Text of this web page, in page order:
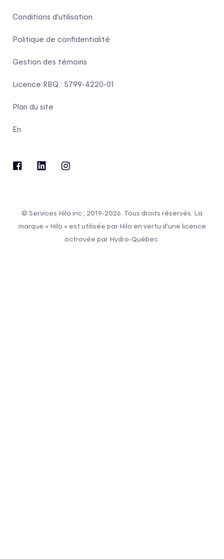
Conditions d’utilisation
Politique de confidentialité
Gestion des témoins
Licence RBQ : 5799-4220-01
Plan du site
En
© Services Hilo inc., 2019-2026. Tous droits réservés. La
marque « Hilo » est utilisée par Hilo en vertu d’une licence
octroyée par Hydro-Québec.